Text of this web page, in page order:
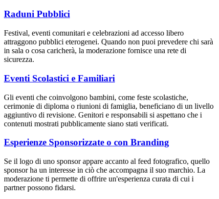
Raduni Pubblici
Festival, eventi comunitari e celebrazioni ad accesso libero
attraggono pubblici eterogenei. Quando non puoi prevedere chi sarà
in sala o cosa caricherà, la moderazione fornisce una rete di
sicurezza.
Eventi Scolastici e Familiari
Gli eventi che coinvolgono bambini, come feste scolastiche,
cerimonie di diploma o riunioni di famiglia, beneficiano di un livello
aggiuntivo di revisione. Genitori e responsabili si aspettano che i
contenuti mostrati pubblicamente siano stati verificati.
Esperienze Sponsorizzate o con Branding
Se il logo di uno sponsor appare accanto al feed fotografico, quello
sponsor ha un interesse in ciò che accompagna il suo marchio. La
moderazione ti permette di offrire un'esperienza curata di cui i
partner possono fidarsi.